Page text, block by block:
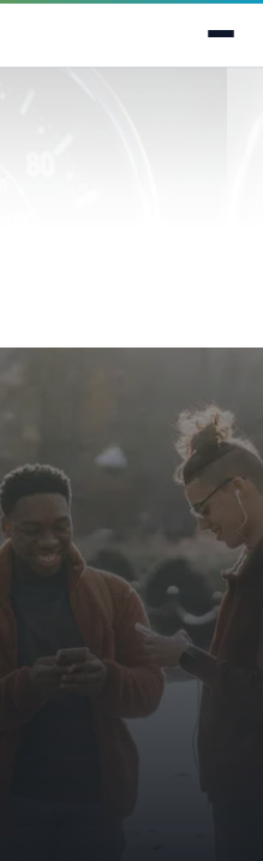
a
nosotros y
de compartir
novedades y
al máximo de
no dudes en
Estamos